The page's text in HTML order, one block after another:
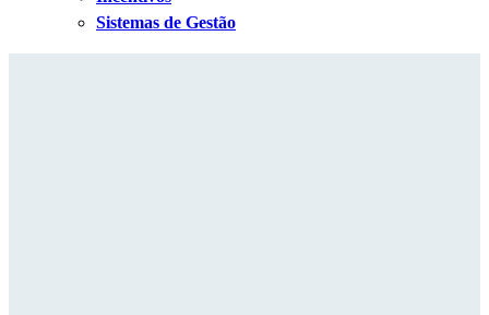
Sistemas de Gestão